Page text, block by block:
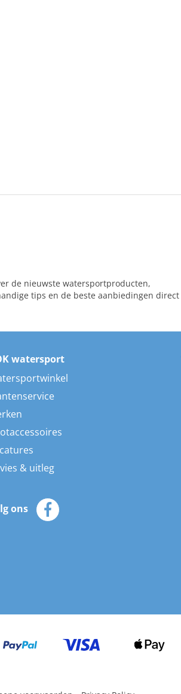
de nieuwste watersportproducten,
tips en de beste aanbiedingen direct
watersport
& uitleg
ons